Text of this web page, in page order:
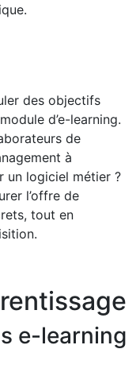
des objectifs
d’e-learning.
de
à
un logiciel métier ?
l’offre de
tout en
e-learning